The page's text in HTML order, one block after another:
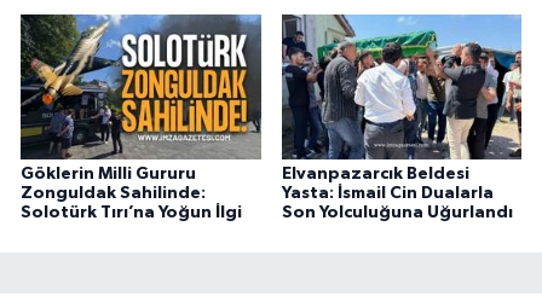
Göklerin Milli Gururu
Zonguldak Sahilinde:
Solotürk Tırı’na Yoğun İlgi
Elvanpazarcık Beldesi
Yasta: İsmail Cin Dualarla
Son Yolculuğuna Uğurlandı